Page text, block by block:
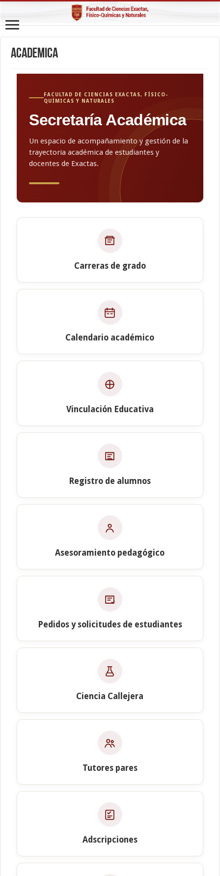
Academica
FACULTAD DE CIENCIAS EXACTAS, FÍSICO-
QUÍMICAS Y NATURALES
Secretaría Académica
Un espacio de acompañamiento y gestión de la
trayectoria académica de estudiantes y
docentes de Exactas.
Carreras de grado
Calendario académico
Vinculación Educativa
Registro de alumnos
Asesoramiento pedagógico
Pedidos y solicitudes de estudiantes
Ciencia Callejera
Tutores pares
Adscripciones